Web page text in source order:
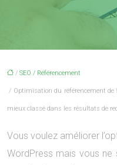
/ SEO / Référencement
/ Optimisation du référencement de
mieux classé dans les résultats de
Vous voulez améliorer
WordPress mais vous